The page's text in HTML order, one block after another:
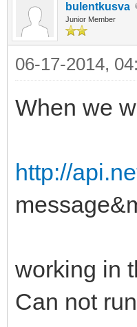
bulentkusva
Junior Member
06-17-2014,
When we
http://
working in
Can not